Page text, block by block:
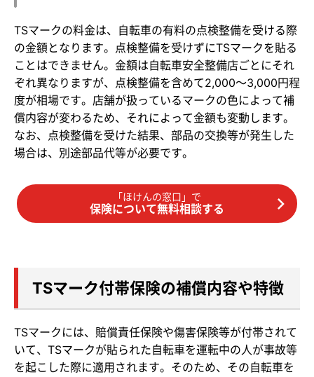
TSマークの料金は、自転車の有料の点検整備を受ける際
の金額となります。点検整備を受けずにTSマークを貼る
ことはできません。金額は自転車安全整備店ごとにそれ
ぞれ異なりますが、点検整備を含めて2,000～3,000円程
度が相場です。店舗が扱っているマークの色によって補
償内容が変わるため、それによって金額も変動します。
なお、点検整備を受けた結果、部品の交換等が発生した
場合は、別途部品代等が必要です。
「ほけんの窓口」で
保険について無料相談する
TSマーク付帯保険の補償内容や特徴
TSマークには、賠償責任保険や傷害保険等が付帯されて
いて、TSマークが貼られた自転車を運転中の人が事故等
を起こした際に適用されます。そのため、その自転車を